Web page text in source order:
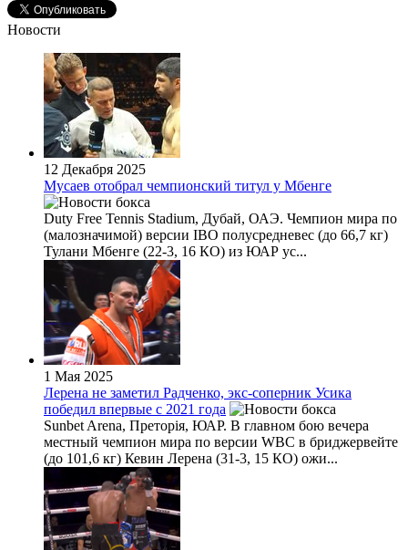
Новости
12 Декабря 2025
Мусаев отобрал чемпионский титул у Мбенге
Duty Free Tennis Stadium, Дубай, ОАЭ. Чемпион мира по
(малозначимой) версии IBO полусредневес (до 66,7 кг)
Тулани Мбенге (22-3, 16 КО) из ЮАР ус...
1 Мая 2025
Лерена не заметил Радченко, экс-соперник Усика
победил впервые с 2021 года
Sunbet Arena, Преторія, ЮАР. В главном бою вечера
местный чемпион мира по версии WBC в бриджервейте
(до 101,6 кг) Кевин Лерена (31-3, 15 КО) ожи...